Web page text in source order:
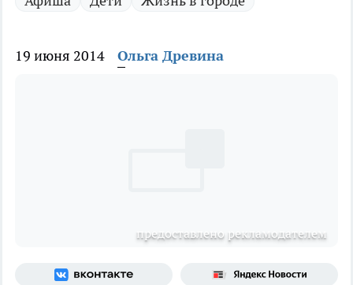
19 июня 2014 Ольга Древина
предоставлено рекламодателем